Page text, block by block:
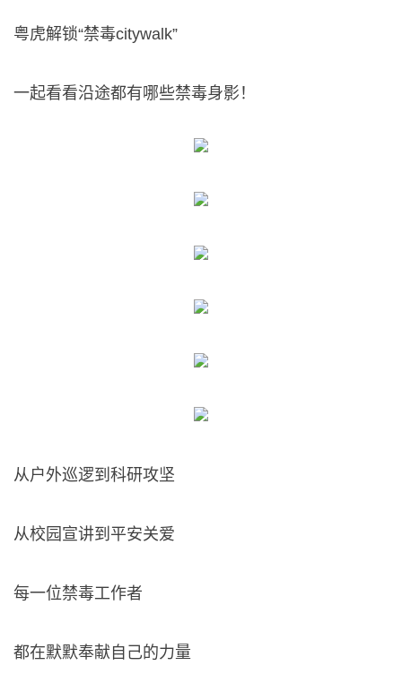
粤虎解锁“禁毒citywalk”
一起看看沿途都有哪些禁毒身影！
从户外巡逻到科研攻坚
从校园宣讲到平安关爱
每一位禁毒工作者
都在默默奉献自己的力量